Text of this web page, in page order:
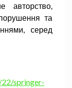
авторство,
порушення та
серед
springer-